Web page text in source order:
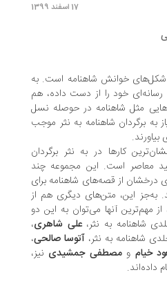
خوانش شاهنامه است. به
خود را از دست داده، هم
شاهنامه در حوصله نسل
شاهنامه به نثر موجب
در به نثر برگردان
است. این مجموعه چند
از قصه‌های شاهنامه برای
این، متن‌های دیگری هم از
آنها می‌توان به این دو
به نثر،علی شاهری،
به نثر، آتوسا صالحی ،
ومصطفی جمشیدینیز،